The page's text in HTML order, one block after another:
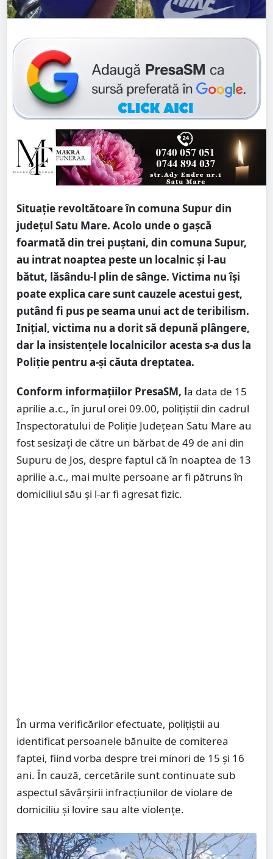
Situație revoltătoare în comuna Supur din
județul Satu Mare. Acolo unde o gașcă
foarmată din trei puștani, din comuna Supur,
au intrat noaptea peste un localnic și l-au
bătut, lăsându-l plin de sânge. Victima nu își
poate explica care sunt cauzele acestui gest,
putând fi pus pe seama unui act de teribilism.
Inițial, victima nu a dorit să depună plângere,
dar la insistențele localnicilor acesta s-a dus la
Poliție pentru a-și căuta dreptatea.
Conform informațiilor PresaSM, la data de 15
aprilie a.c., în jurul orei 09.00, polițiștii din cadrul
Inspectoratului de Poliție Județean Satu Mare au
fost sesizați de către un bărbat de 49 de ani din
Supuru de Jos, despre faptul că în noaptea de 13
aprilie a.c., mai multe persoane ar fi pătruns în
domiciliul său și l-ar fi agresat fizic.
În urma verificărilor efectuate, polițiștii au
identificat persoanele bănuite de comiterea
faptei, fiind vorba despre trei minori de 15 și 16
ani. În cauză, cercetările sunt continuate sub
aspectul săvârșirii infracțiunilor de violare de
domiciliu și lovire sau alte violențe.